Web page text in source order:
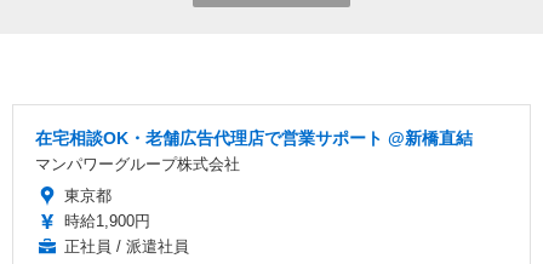
在宅相談OK・老舗広告代理店で営業サポート @新橋直結
マンパワーグループ株式会社
東京都
時給1,900円
正社員 / 派遣社員